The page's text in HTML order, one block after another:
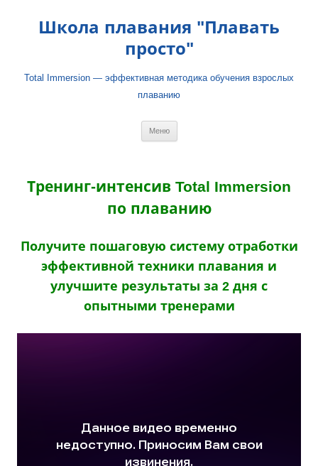
Школа плавания "Плавать
просто"
Total Immersion — эффективная методика обучения взрослых
плаванию
Меню
Тренинг-интенсив Total Immersion
по плаванию
Получите пошаговую систему отработки
эффективной техники плавания и
улучшите результаты за 2 дня с
опытными тренерами